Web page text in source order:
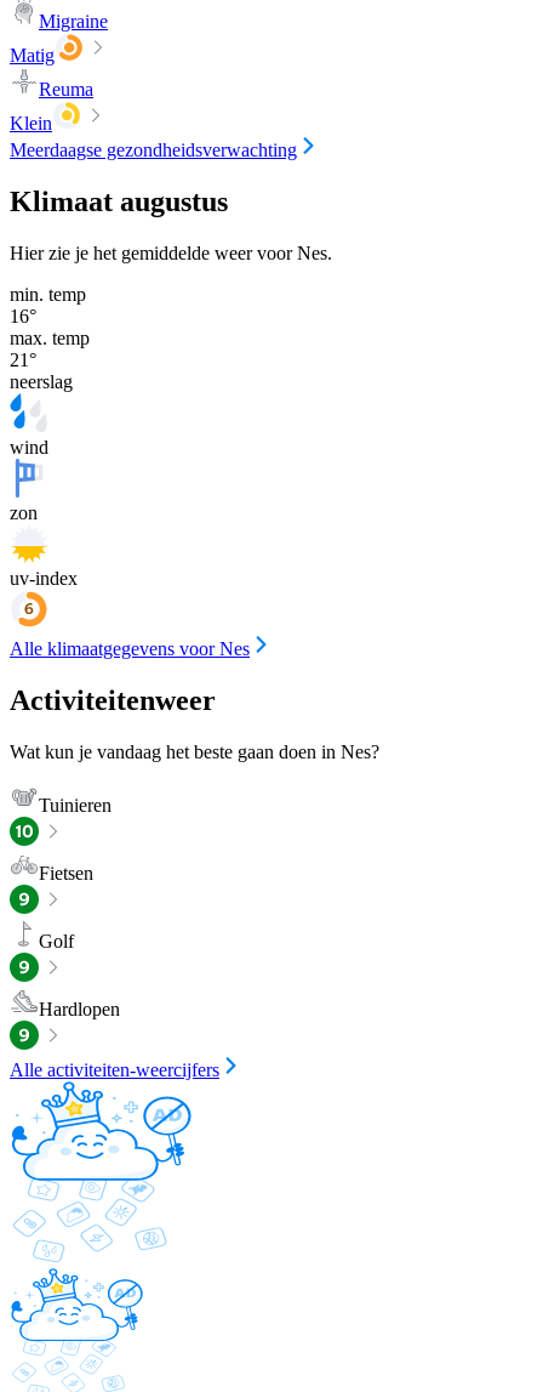
Migraine
Matig
Reuma
Klein
Meerdaagse gezondheidsverwachting
Klimaat augustus
Hier zie je het gemiddelde weer voor Nes.
min. temp
16°
max. temp
21°
neerslag
wind
zon
uv-index
Alle klimaatgegevens voor Nes
Activiteitenweer
Wat kun je vandaag het beste gaan doen in Nes?
Tuinieren
Fietsen
Golf
Hardlopen
Alle activiteiten-weercijfers